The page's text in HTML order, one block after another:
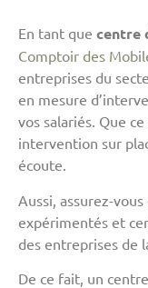
En tant que centre
Comptoir des
entreprises du
en mesure
vos salariés. Que
intervention sur
écoute.
Aussi, assurez-
expérimentés et
des entreprises de
De ce fait, un